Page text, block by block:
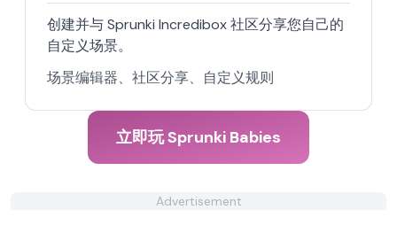
创建并与 Sprunki Incredibox 社区分享您自己的
自定义场景。
场景编辑器、社区分享、自定义规则
立即玩 Sprunki Babies
Advertisement